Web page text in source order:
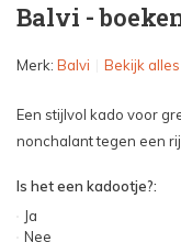
Balvi -
Merk: Balvi Bekijk
Een stijlvol kado voor
nonchalant tegen een
Is het een kadootje?:
Ja
Nee